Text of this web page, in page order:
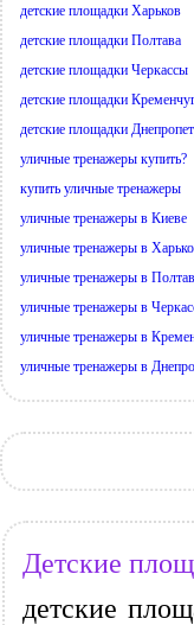
детские площадки Харьков
детские площадки Полтава
детские площадки Черкассы
детские площадки
детские площадки
уличные тренажеры купить?
купить уличные тренажеры
уличные тренажеры в Киеве
уличные тренажеры в
уличные тренажеры в
уличные тренажеры в
уличные тренажеры в
уличные тренажеры в
Детские
детские